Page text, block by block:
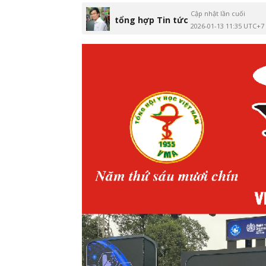
tổng hợp Tin tức
Cập nhật lần cuối
2026-01-13 11:35 UTC+7